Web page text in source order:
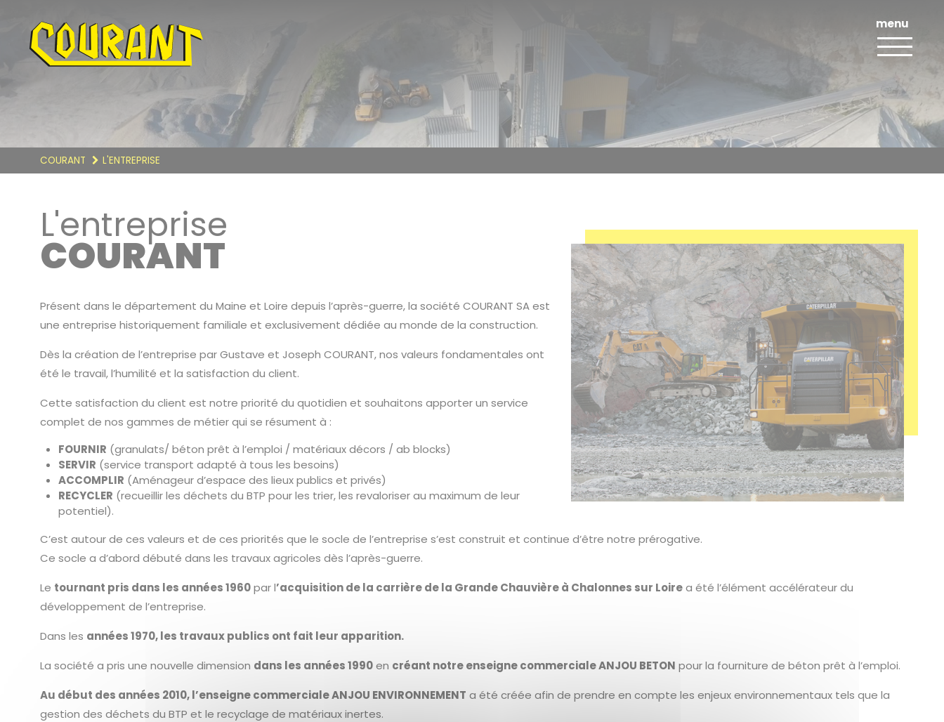
COURANT L'ENTREPRISE
L'entreprise
COURANT
Présent dans le département du Maine et Loire depuis l’après-guerre, la société COURANT SA est
une entreprise historiquement familiale et exclusivement dédiée au monde de la construction.
Dès la création de l’entreprise par Gustave et Joseph COURANT, nos valeurs fondamentales ont
été le travail, l’humilité et la satisfaction du client.
Cette satisfaction du client est notre priorité du quotidien et souhaitons apporter un service
complet de nos gammes de métier qui se résument à :
FOURNIR (granulats/ béton prêt à l’emploi / matériaux décors / ab blocks)
SERVIR (service transport adapté à tous les besoins)
ACCOMPLIR (Aménageur d’espace des lieux publics et privés)
RECYCLER (recueillir les déchets du BTP pour les trier, les revaloriser au maximum de leur
potentiel).
C’est autour de ces valeurs et de ces priorités que le socle de l’entreprise s’est construit et continue d’être notre prérogative.
Ce socle a d’abord débuté dans les travaux agricoles dès l’après-guerre.
Le tournant pris dans les années 1960par l’acquisition de la carrière de la Grande Chauvière à Chalonnes sur Loirea été l’élément accélérateur du
développement de l’entreprise.
Dans les années 1970, les travaux publics ont fait leur apparition.
La société a pris une nouvelle dimension dans les années 1990en créant notre enseigne commerciale ANJOU BETON pour la fourniture de béton prêt à l’emploi.
Au début des années 2010, l’enseigne commerciale ANJOU ENVIRONNEMENT a été créée afin de prendre en compte les enjeux environnementaux tels que la
gestion des déchets du BTP et le recyclage de matériaux inertes.